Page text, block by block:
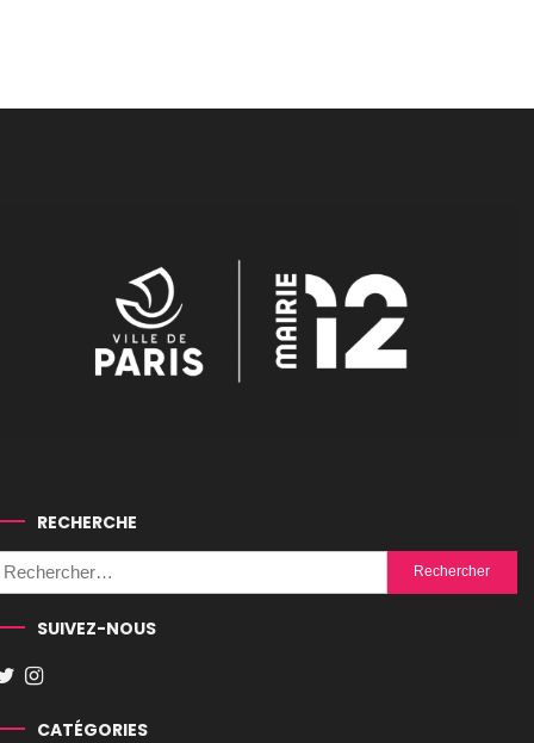
RECHERCHE
Rechercher :
SUIVEZ-NOUS
CATÉGORIES